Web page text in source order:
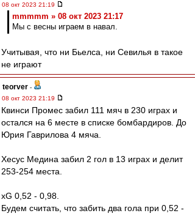
08 окт 2023 21:19
mmmmm » 08 окт 2023 21:17
Мы с весны играем в навал.
Учитывая, что ни Бьелса, ни Севилья в такое
не играют
teorver -
08 окт 2023 21:19
Квинси Промес забил 111 мяч в 230 играх и
остался на 6 месте в списке бомбардиров. До
Юрия Гаврилова 4 мяча.
Хесус Медина забил 2 гол в 13 играх и делит
253-254 места.
xG 0,52 - 0,98.
Будем считать, что забить два гола при 0,52 -